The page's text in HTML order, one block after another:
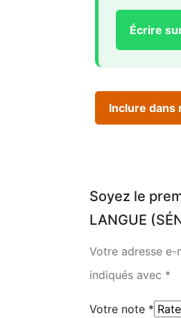
Écrire
Inclure dans
Soyez le
LANGUE
Votre adresse e-
indiqués avec *
Votre note *